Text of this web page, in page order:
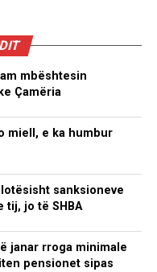
mbështesin
Çamëria
miell, e ka humbur
sanksioneve
tij, jo të SHBA
janar rroga minimale
pensionet sipas